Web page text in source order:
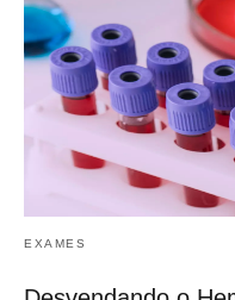
EXAMES